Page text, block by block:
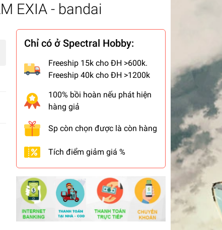
EXIA - bandai
Chỉ có ở Spectral Hobby:
Freeship 15k cho ĐH >600k.
Freeship 40k cho ĐH >1200k
100% bồi hoàn nếu phát hiện
hàng giả
Sp còn chọn được là còn hàng
Tích điểm giảm giá %